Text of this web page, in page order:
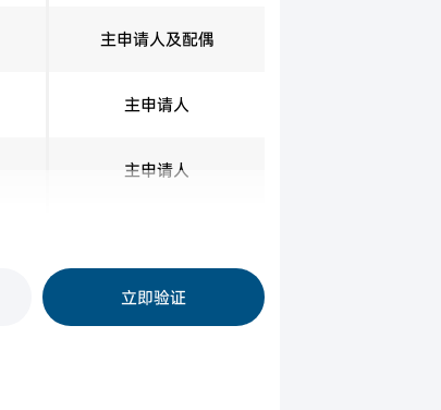
主申请人及配偶
主申请人
主申请人
立即验证